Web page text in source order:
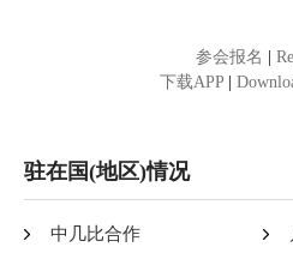
参会报名
下载APP
驻在国(地区)情况
中几比合作